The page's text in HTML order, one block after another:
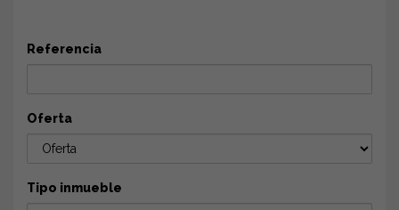
Referencia
Oferta
Tipo inmueble